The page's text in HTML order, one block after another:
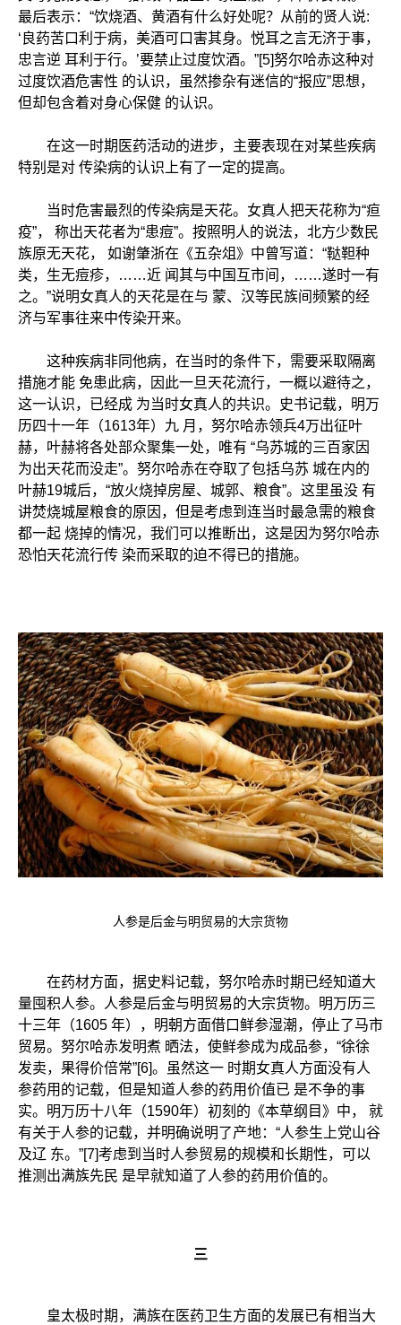
最后表示：“饮烧酒、黄酒有什么好处呢？从前的贤人说:
‘良药苦口利于病，美酒可口害其身。悦耳之言无济于事，
忠言逆 耳利于行。’要禁止过度饮酒。”[5]努尔哈赤这种对
过度饮酒危害性 的认识，虽然掺杂有迷信的“报应”思想，
但却包含着对身心保健 的认识。
在这一时期医药活动的进步，主要表现在对某些疾病
特别是对 传染病的认识上有了一定的提高。
当时危害最烈的传染病是天花。女真人把天花称为“疸
疫”， 称出天花者为“患痘”。按照明人的说法，北方少数民
族原无天花， 如谢肇浙在《五杂俎》中曾写道：“鞑靼种
类，生无痘疹，……近 闻其与中国互市间，……遂时一有
之。”说明女真人的天花是在与 蒙、汉等民族间频繁的经
济与军事往来中传染开来。
这种疾病非同他病，在当时的条件下，需要采取隔离
措施才能 免患此病，因此一旦天花流行，一概以避待之，
这一认识，已经成 为当时女真人的共识。史书记载，明万
历四十一年（1613年）九 月，努尔哈赤领兵4万出征叶
赫，叶赫将各处部众聚集一处，唯有 “乌苏城的三百家因
为出天花而没走”。努尔哈赤在夺取了包括乌苏 城在内的
叶赫19城后，“放火烧掉房屋、城郭、粮食”。这里虽没 有
讲焚烧城屋粮食的原因，但是考虑到连当时最急需的粮食
都一起 烧掉的情况，我们可以推断出，这是因为努尔哈赤
恐怕天花流行传 染而采取的迫不得已的措施。
人参是后金与明贸易的大宗货物
在药材方面，据史料记载，努尔哈赤时期已经知道大
量囤积人参。人参是后金与明贸易的大宗货物。明万历三
十三年（1605 年），明朝方面借口鲜参湿潮，停止了马市
贸易。努尔哈赤发明煮 晒法，使鲜参成为成品参，“徐徐
发卖，果得价倍常”[6]。虽然这一 时期女真人方面没有人
参药用的记载，但是知道人参的药用价值已 是不争的事
实。明万历十八年（1590年）初刻的《本草纲目》中， 就
有关于人参的记载，并明确说明了产地：“人参生上党山谷
及辽 东。”[7]考虑到当时人参贸易的规模和长期性，可以
推测出满族先民 是早就知道了人参的药用价值的。
三
皇太极时期，满族在医药卫生方面的发展已有相当大